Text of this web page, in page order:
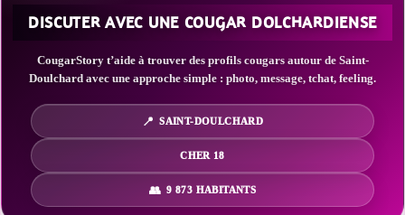
DISCUTER AVEC UNE COUGAR DOLCHARDIENSE
CougarStory t’aide à trouver des profils cougars autour de Saint-
Doulchard avec une approche simple : photo, message, tchat, feeling.
SAINT-DOULCHARD
CHER 18
9 873 HABITANTS